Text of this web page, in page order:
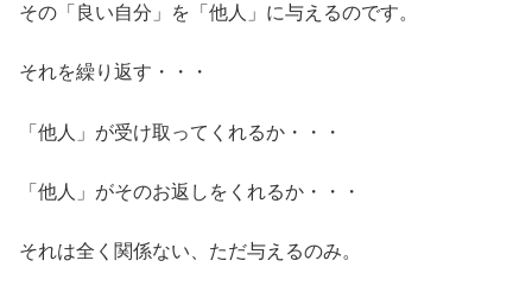
その「良い自分」を「他人」に与えるのです。
それを繰り返す・・・
「他人」が受け取ってくれるか・・・
「他人」がそのお返しをくれるか・・・
それは全く関係ない、ただ与えるのみ。